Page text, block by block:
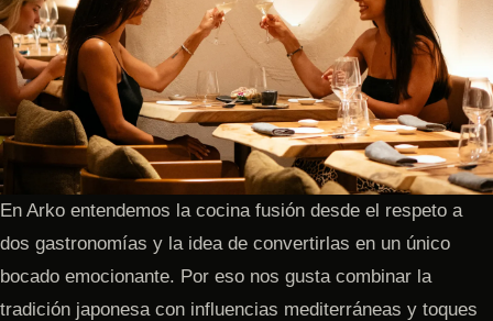
En Arko entendemos la cocina fusión desde el respeto a
dos gastronomías y la idea de convertirlas en un único
bocado emocionante. Por eso nos gusta combinar la
tradición japonesa con influencias mediterráneas y toques